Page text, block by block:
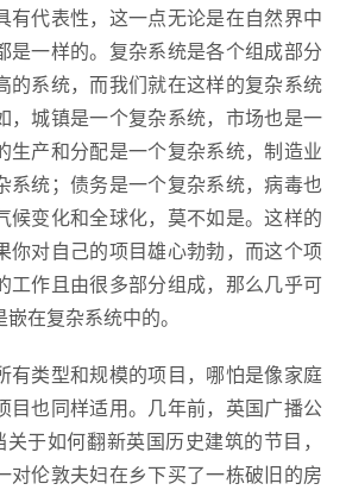
有代表性，这一点无论是在自然界中
是一样的。复杂系统是各个组成部分
的系统，而我们就在这样的复杂系统
，城镇是一个复杂系统，市场也是一
生产和分配是一个复杂系统，制造业
系统；债务是一个复杂系统，病毒也
候变化和全球化，莫不如是。这样的
你对自己的项目雄心勃勃，而这个项
工作且由很多部分组成，那么几乎可
在复杂系统中的。
有类型和规模的项目，哪怕是像家庭
目也同样适用。几年前，英国广播公
于如何翻新英国历史建筑的节目，
对伦敦夫妇在乡下买了一栋破旧的房